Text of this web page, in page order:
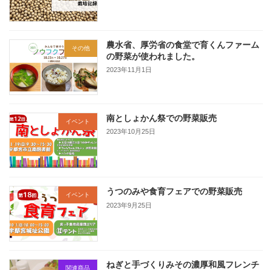
その他
農水省、厚労省の食堂で育くんファーム
の野菜が使われました。
2023年11月1日
イベント 南としょかん祭での野菜販売
2023年10月25日
イベント うつのみや食育フェアでの野菜販売
2023年9月25日
関連商品
ねぎと手づくりみその濃厚和風フレンチ